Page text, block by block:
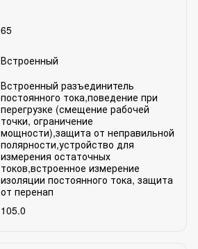
65
Встроенный
Встроенный разъединитель
постоянного тока,поведение при
перегрузке (смещение рабочей
точки, ограничение
мощности),защита от неправильной
полярности,устройство для
измерения остаточных
токов,встроенное измерение
изоляции постоянного тока, защита
от перенап
105.0